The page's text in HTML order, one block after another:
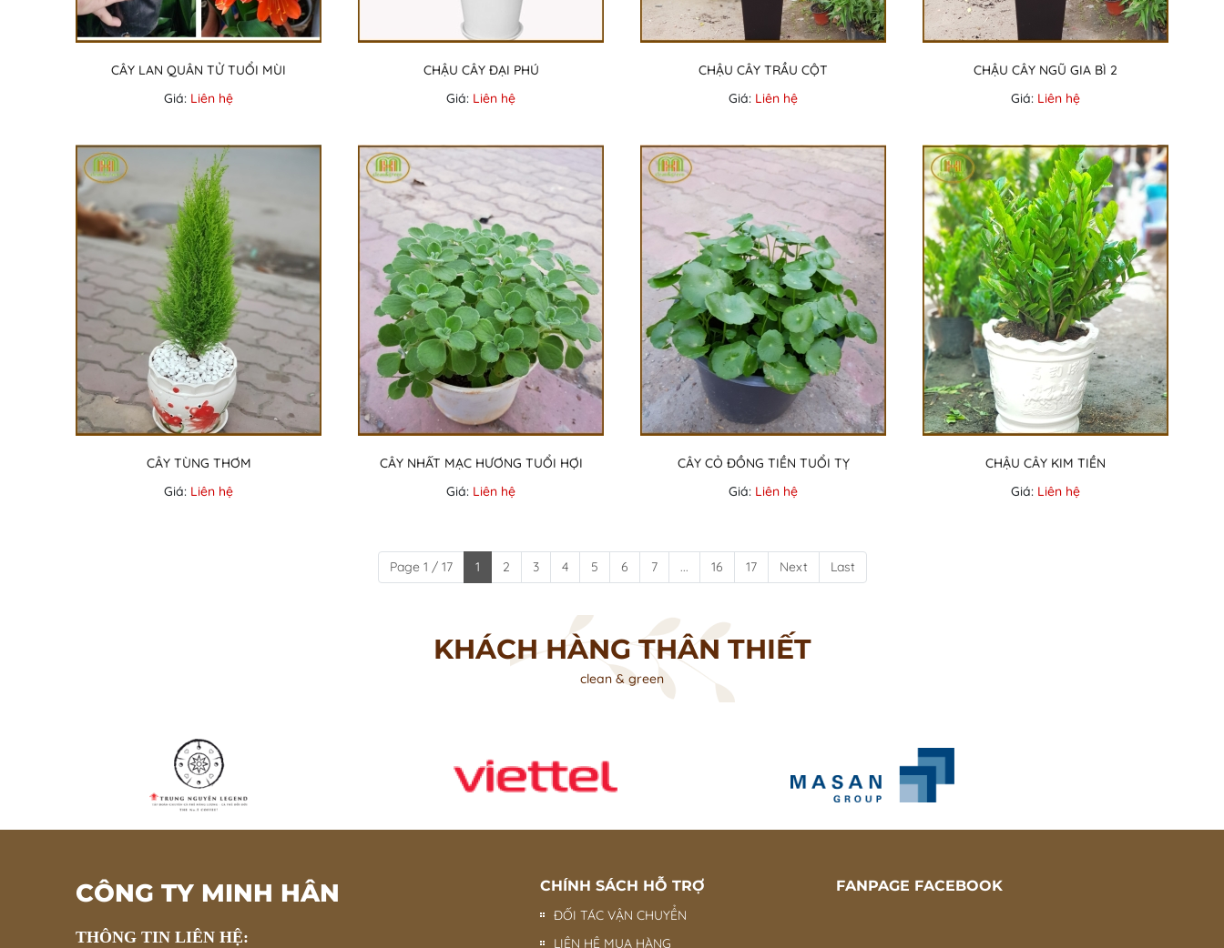
CÂY LAN QUÂN TỬ TUỔI MÙI
Giá: Liên hệ
CHẬU CÂY ĐẠI PHÚ
Giá: Liên hệ
CHẬU CÂY TRẦU CỘT
Giá: Liên hệ
CHẬU CÂY NGŨ GIA BÌ 2
Giá: Liên hệ
CÂY TÙNG THƠM
Giá: Liên hệ
CÂY NHẤT MẠC HƯƠNG TUỔI HỢI
Giá: Liên hệ
CÂY CỎ ĐỒNG TIỀN TUỔI TỴ
Giá: Liên hệ
CHẬU CÂY KIM TIỀN
Giá: Liên hệ
Page 1 / 17 1 2 3 4 5 6 7 ... 16 17 Next Last
KHÁCH HÀNG THÂN THIẾT
clean & green
CÔNG TY MINH HÂN
THÔNG TIN LIÊN HỆ:
CHÍNH SÁCH HỖ TRỢ
ĐỐI TÁC VẬN CHUYỂN
LIÊN HỆ MUA HÀNG
FANPAGE FACEBOOK